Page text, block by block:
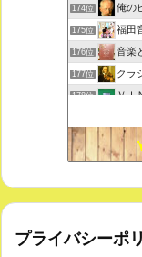
174位 俺の
175位 福田
176位 音楽
177位 クラ
178位 ＶＩ
180位 未来
プライバシーポ